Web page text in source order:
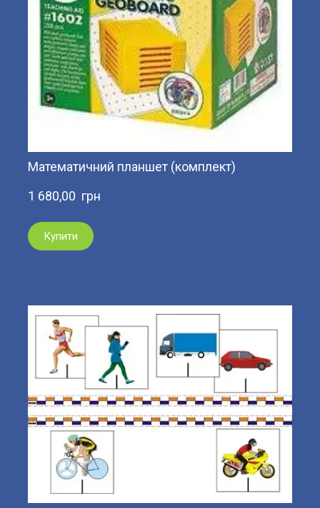
Математичний планшет (комплект)
1 680,00  грн
Купити